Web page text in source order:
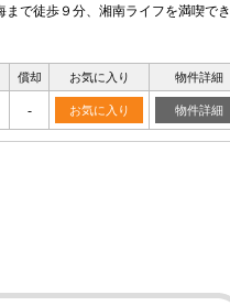
で徒歩９分、湘南ライフを満喫でき
償却 お気に入り 物件詳細
- お気に入り 物件詳細